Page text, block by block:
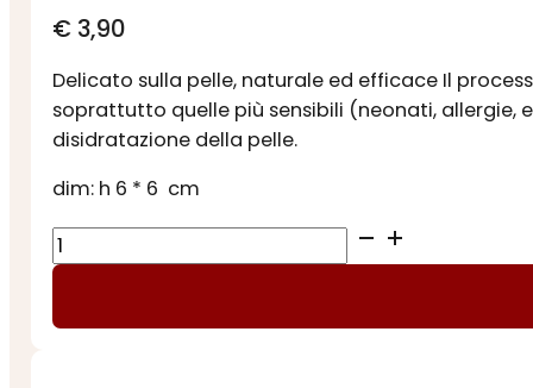
€ 3,90
Delicato sulla pelle, naturale ed efficace Il
soprattutto quelle più sensibili (neonati, allergie,
disidratazione della pelle.
dim: h 6 * 6 cm
SAPONE
di
ALL'OLIO